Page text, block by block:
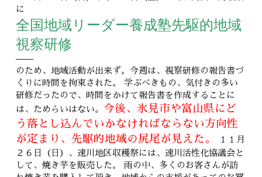
に
全国地域リーダー養成塾先駆的地域
視察研修
のため、地域活動が出来ず。今週は、視察研修の報告書づ
くりに時間を拘束された。 学ぶべきもの、気付きの多い
研修だったので、時間をかけて報告書を作成することに
は、ためらいはない。 今後、氷見市や富山県にど
う落とし込んでいかなければならない方向性
が定まり、先駆的地域の尻尾が見えた。
１１月
２６日（日）、速川地区収穫祭には、速川活性化協議会と
して、焼き芋を販売した。 雨の中、多くのお客さんが訪